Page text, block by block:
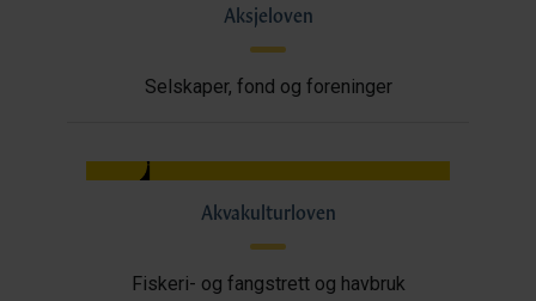
Aksjeloven
Selskaper, fond og foreninger
Akvakulturloven
Fiskeri- og fangstrett og havbruk